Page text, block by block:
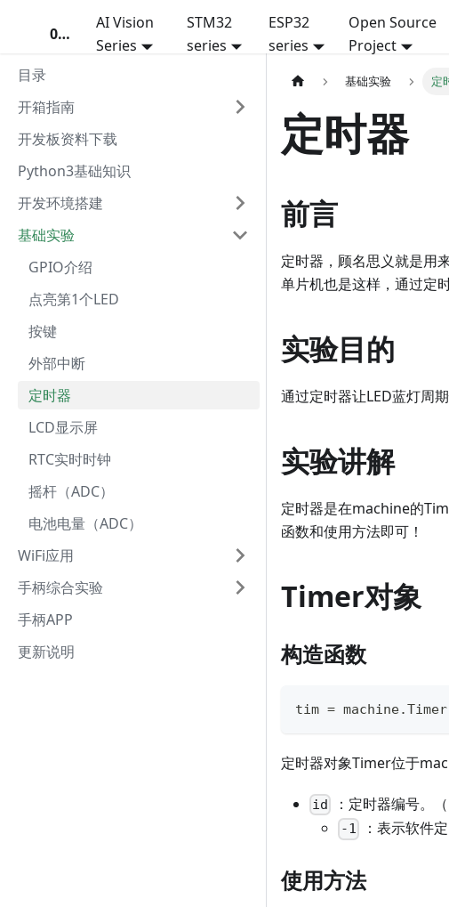
01Studio
AI Vision
Series
STM32
series
ESP32
series
Open Source
Project
目录
开箱指南
开发板资料下载
Python3基础知识
开发环境搭建
基础实验
GPIO介绍
点亮第1个LED
按键
外部中断
定时器
LCD显示屏
RTC实时时钟
摇杆（ADC）
电池电量（ADC）
WiFi应用
手柄综合实验
手柄APP
更新说明
基础实验 定
定时器
前言
定时器，顾名思义就是用
单片机也是这样，通过定
实验目的
通过定时器让LED蓝灯周
实验讲解
定时器是在machine的
函数和使用方法即可！
Timer对象
构造函数
tim = machine.Timer
定时器对象Timer位于
id ：定时器编号。
-1 ：表示软件定
使用方法